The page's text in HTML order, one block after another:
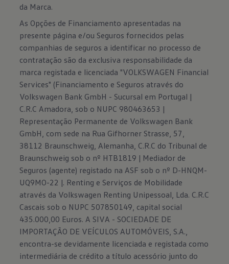
da Marca.
As Opções de Financiamento apresentadas na
presente página e/ou Seguros fornecidos pelas
companhias de seguros a identificar no processo de
contratação são da exclusiva responsabilidade da
marca registada e licenciada "VOLKSWAGEN Financial
Services" (Financiamento e Seguros através do
Volkswagen Bank GmbH - Sucursal em Portugal |
C.R.C Amadora, sob o NUPC 980463653 |
Representação Permanente de Volkswagen Bank
GmbH, com sede na Rua Gifhorner Strasse, 57,
38112 Braunschweig, Alemanha, C.R.C do Tribunal de
Braunschweig sob o nº HTB1819 | Mediador de
Seguros (agente) registado na ASF sob o nº D-HNQM-
UQ9MO-22 |. Renting e Serviços de Mobilidade
através da Volkswagen Renting Unipessoal, Lda. C.R.C
Cascais sob o NUPC 507850149, capital social
435.000,00 Euros. A SIVA - SOCIEDADE DE
IMPORTAÇÃO DE VEÍCULOS AUTOMÓVEIS, S.A.,
encontra-se devidamente licenciada e registada como
intermediária de crédito a título acessório junto do